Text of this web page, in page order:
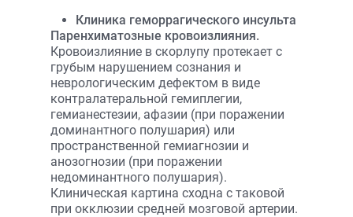
Клиника геморрагического инсульта
Паренхиматозные кровоизлияния.
Кровоизлияние в скорлупу протекает с
грубым нарушением сознания и
неврологическим дефектом в виде
контралатеральной гемиплегии,
гемианестезии, афазии (при поражении
доминантного полушария) или
пространственной гемиагнозии и
анозогнозии (при поражении
недоминантного полушария).
Клиническая картина сходна с таковой
при окклюзии средней мозговой артерии.